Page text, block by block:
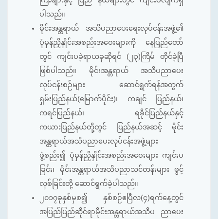
ပါသည်။
မိုင်းအန္တရာယ် အသိပညာပေးရေးလုပ်ငန်းအဖွဲ့၏
ပုံမှန်ညှိနှိုင်းအစည်းအဝေးများကို နေပြည်တော်
တွင် ကျင်းပခဲ့ရာယခုဆိုရင် (၂၃)ကြိမ် တိုင်ခဲ့ပြီ
ဖြစ်ပါသည်။ မိုင်းအန္တရာယ် အသိပညာပေး
လုပ်ငန်းစဉ်များ ဆောင်ရွက်ရန်အတွက်
ရှမ်းပြည်နယ်(မြောက်ပိုင်း)၊ ကချင် ပြည်နယ်၊
ကရင်ပြည်နယ်၊ ရခိုင်ပြည်နယ်နှင့်
ကယားပြည်နယ်တို့တွင် ပြည်နယ်အဆင့် မိုင်း
အန္တရာယ်အသိပညာပေးလုပ်ငန်းအဖွဲ့များ
ဖွဲ့စည်း၍ ပုံမှန်ညှိနှိုင်းအစည်းအဝေးများ ကျင်းပ
ခြင်း၊ မိုင်းအန္တရာယ်အသိပညာသင်တန်းများ ဖွင့်
လှစ်ခြင်းတို့ ဆောင်ရွက်ခဲ့ပါသည်။
၂၀၁၇ခုနှစ်မှစ၍ နှစ်စဉ်ဧပြီလ(၄)ရက်နေ့တွင်
အပြည်ပြည်ဆိုင်ရာမိုင်းအန္တရာယ်အသိပ ညာပေး